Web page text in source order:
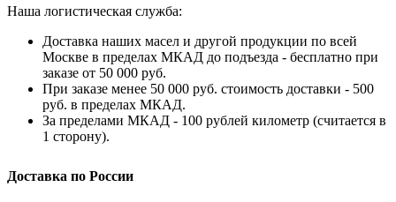
Наша логистическая служба:
Доставка наших масел и другой продукции по всей
Москве в пределах МКАД до подъезда - бесплатно при
заказе от 50 000 руб.
При заказе менее 50 000 руб. стоимость доставки - 500
руб. в пределах МКАД.
За пределами МКАД - 100 рублей километр (считается в
1 сторону).
Доставка по России